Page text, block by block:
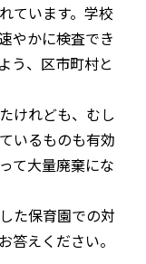
ています。学校
やかに検査でき
う、区市町村と
けれども、むし
いるものも有効
て大量廃棄にな
た保育園での対
答えください。